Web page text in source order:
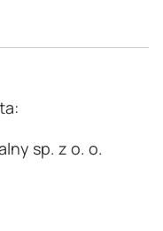
sp. z o. o.